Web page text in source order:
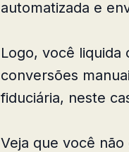
automatizada e
Logo, você liquida
conversões
fiduciária, neste
Veja que você